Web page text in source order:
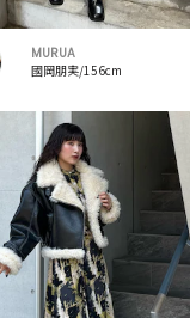
MURUA
國岡朋実/156cm